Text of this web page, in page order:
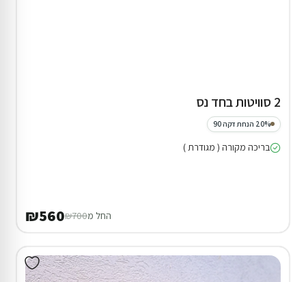
2 סוויטות בחד נס
20% הנחת דקה 90
בריכה מקורה ( מגודרת )
החל מ₪700
₪560